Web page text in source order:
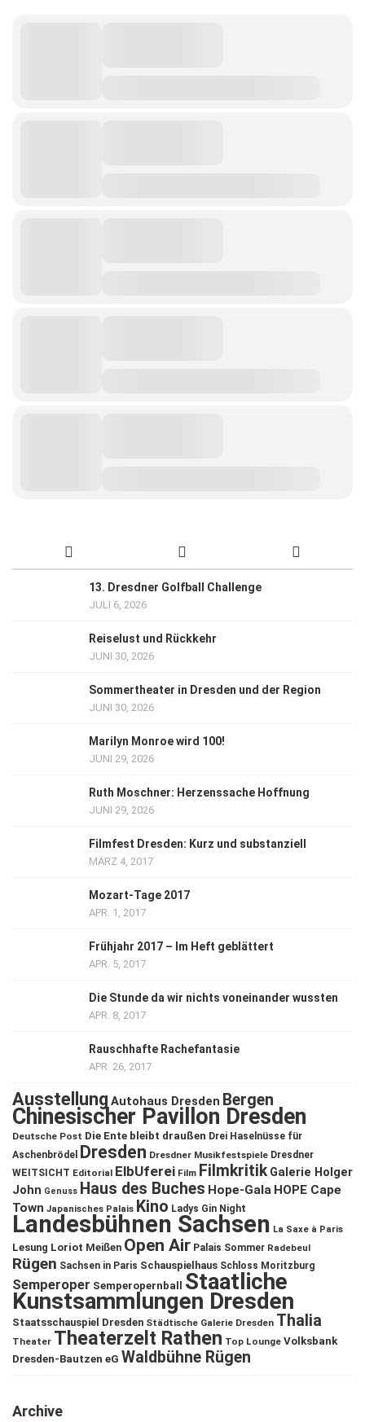
13. Dresdner Golfball Challenge
JULI 6, 2026
Reiselust und Rückkehr
JUNI 30, 2026
Sommertheater in Dresden und der Region
JUNI 30, 2026
Marilyn Monroe wird 100!
JUNI 29, 2026
Ruth Moschner: Herzenssache Hoffnung
JUNI 29, 2026
Filmfest Dresden: Kurz und substanziell
MÄRZ 4, 2017
Mozart-Tage 2017
APR. 1, 2017
Frühjahr 2017 – Im Heft geblättert
APR. 5, 2017
Die Stunde da wir nichts voneinander wussten
APR. 8, 2017
Rauschhafte Rachefantasie
APR. 26, 2017
Ausstellung Autohaus Dresden Bergen
Chinesischer Pavillon Dresden
Deutsche Post Die Ente bleibt draußen Drei Haselnüsse für
Aschenbrödel
Dresden Dresdner Musikfestspiele Dresdner
WEITSICHT Editorial ElbUferei Film Filmkritik Galerie Holger
John Genuss Haus des Buches Hope-Gala HOPE Cape
Town Japanisches Palais Kino Ladys Gin Night
Landesbühnen Sachsen La Saxe à Paris
Lesung Loriot Meißen Open Air Palais Sommer Radebeul
Rügen Sachsen in Paris Schauspielhaus Schloss Moritzburg
Semperoper Semperopernball Staatliche
Kunstsammlungen Dresden
Staatsschauspiel Dresden Städtische Galerie Dresden Thalia
Theater Theaterzelt Rathen Top Lounge Volksbank
Dresden-Bautzen eG Waldbühne Rügen
Archive